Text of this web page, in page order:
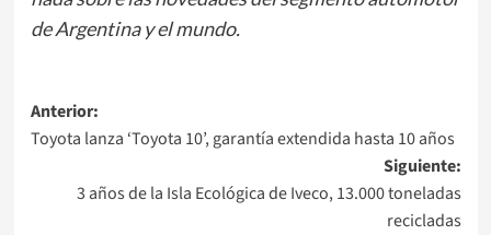
de Argentina y el mundo.
Navegación
de
entradas
Anterior:
Toyota lanza ‘Toyota 10’, garantía extendida hasta 10 años
Siguiente:
3 años de la Isla Ecológica de Iveco, 13.000 toneladas
recicladas